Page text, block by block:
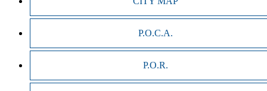
P.O.C.A.
P.O.R.